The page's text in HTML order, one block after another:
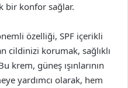
bir konfor sağlar.
özelliği, SPF içerikli
cildinizi korumak, sağlıklı
krem, güneş ışınlarının
yardımcı olarak, hem